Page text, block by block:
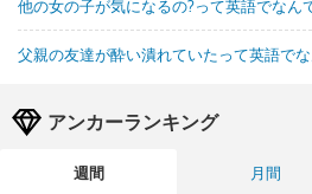
他の女の子が気になるの?って英語でなん
父親の友達が酔い潰れていたって英語で
アンカーランキング
週間 月間